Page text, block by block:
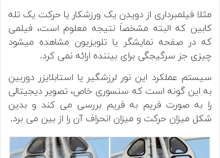
مثلا فیلمبرداری از دویدن یک ورزشکار یا حرکت یک تله
کابین که البته مشخصاَ نتیجه معلوم است، فیلمی
که در صفحه نمایشگر یا تلویزیون مشاهده میشود
چیزی جز سرگیجگی برای بیننده ارائه نمی کرد.
سیستم عملکرد این نور لرزشگیر یا استابلایزر دوربین
به این گونه است که سنسوری خاص، تصویر دیجیتالی
را به صورت فریم به فریم بررسی می کند و بدین
شکل میزان حرکت و میزان انحراف آن را از بین می برد.